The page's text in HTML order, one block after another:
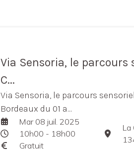
Via Sensoria, le
C...
Via Sensoria, le parcours
Bordeaux du 01 a...
Mar 08 juil. 2025
10h00 - 18h00
Gratuit
La